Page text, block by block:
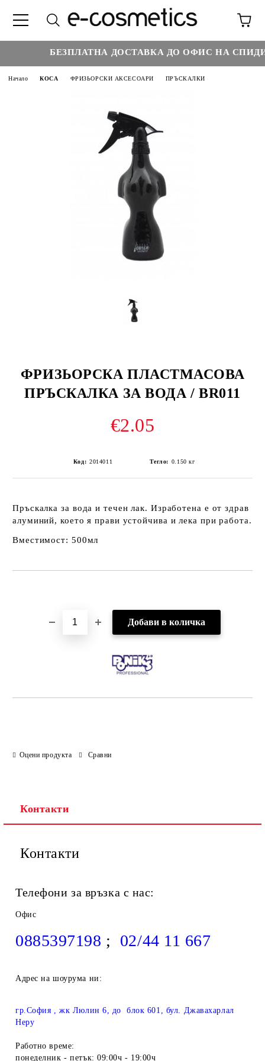
БЕЗПЛАТНА ДОСТАВКА ДО ОФИС НА СПИДИ
Начало КОСА ФРИЗЬОРСКИ АКСЕСОАРИ ПРЪСКАЛКИ
ФРИЗЬОРСКА ПЛАСТМАСОВА
ПРЪСКАЛКА ЗА ВОДА / BR011
€2.05
Код: 2014011 Тегло: 0.150 кг
Пръскалка за вода и течен лак. Изработена е от здрав
алуминий, което я прави устойчива и лека при работа.
Вместимост: 500мл
Оцени продукта Сравни
Контакти
Контакти
Телефони за връзка с нас:
Офис
0885397198 ; 02/44 11 667
Адрес на шоурума ни:
гр.София , жк Люлин 6, до блок 601, бул. Джавахарлал
Неру
Работно време:
понеделник - петък: 09:00ч - 19:00ч